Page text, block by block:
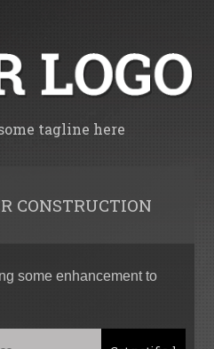
tagline here
CONSTRUCTION
some enhancement to